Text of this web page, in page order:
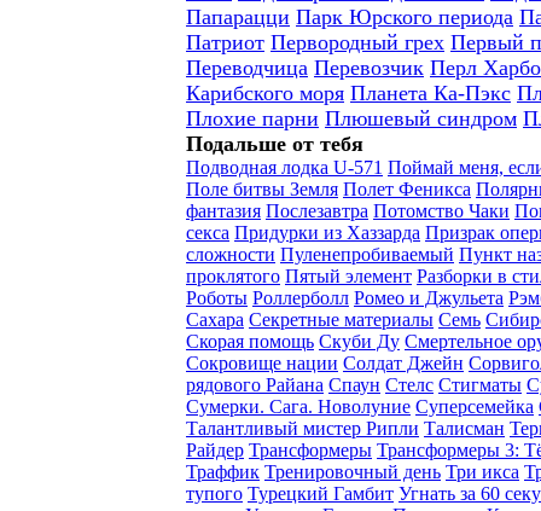
Папарацци Парк Юрского периода
Патриот Первородный грех Первый
Переводчица Перевозчик Перл
Карибского моря Планета Ка-Пэкс
Плохие парни Плюшевый синдром
Подальше от тебя
Подводная лодка U-571 Поймай меня,
Поле битвы Земля Полет Феникса
фантазия Послезавтра Потомство Чаки
секса Придурки из Хаззарда Призрак
сложности Пуленепробиваемый Пункт
проклятого Пятый элемент Разборки в
Роботы Роллерболл Ромео и Джульета
Сахара Секретные материалы Семь
Скорая помощь Скуби Ду Смертельное
Сокровище нации Солдат Джейн
рядового Райана Спаун Стелс Стигматы
Сумерки. Сага. Новолуние Суперсемейка
Талантливый мистер Рипли Талисман
Райдер Трансформеры Трансформеры 3:
Траффик Тренировочный день Три икса
тупого Турецкий Гамбит Угнать за 60